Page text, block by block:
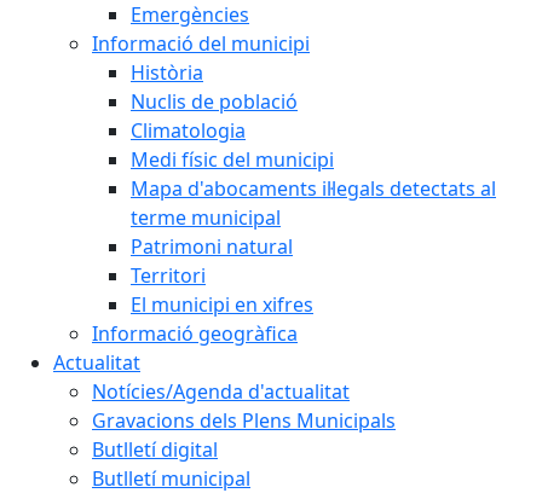
Emergències
Informació del municipi
Història
Nuclis de població
Climatologia
Medi físic del municipi
Mapa d'abocaments il·legals detectats al
terme municipal
Patrimoni natural
Territori
El municipi en xifres
Informació geogràfica
Actualitat
Notícies/Agenda d'actualitat
Gravacions dels Plens Municipals
Butlletí digital
Butlletí municipal